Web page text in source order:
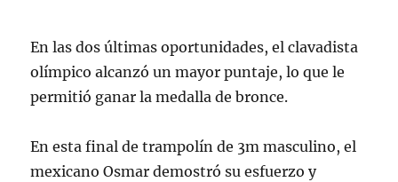
México con tu increíble desempeño.
¡Eres un…pic.twitter.com/lorQivjn7F
(@COM_Mexico)August 8, 2024
En las dos últimas oportunidades, el clavadista
olímpico alcanzó un mayor puntaje, lo que le
permitió ganar la medalla de bronce.
En esta final de trampolín de 3m masculino, el
mexicano Osmar demostró su esfuerzo y